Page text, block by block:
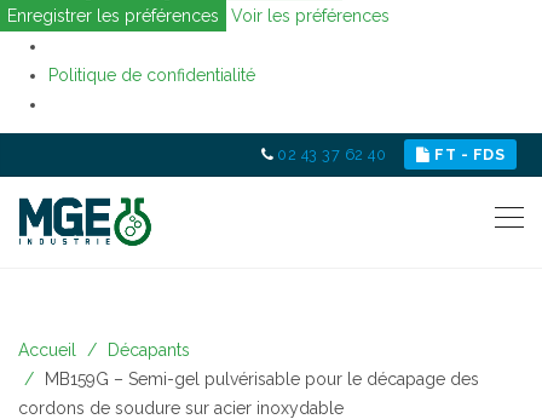
Enregistrer les préférences
Voir les préférences
Politique de confidentialité
02 43 37 62 40 FT - FDS
Accueil
Décapants
MB159G – Semi-gel pulvérisable pour le décapage des
cordons de soudure sur acier inoxydable